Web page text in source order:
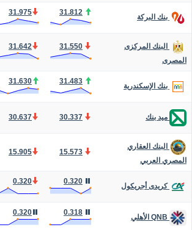
بنك البركة
31.812
31.975
البنك المركزى
المصرى
31.550
31.642
بنك الإسكندرية
31.483
31.630
ميد بنك 30.337
30.637
البنك العقاري
المصري العربي
15.573
15.905
كريدى أجريكول
0.320
0.320
0.318
0.320